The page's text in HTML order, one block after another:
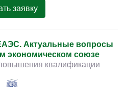
заявку
Актуальные вопросы
экономическом союзе
квалификации